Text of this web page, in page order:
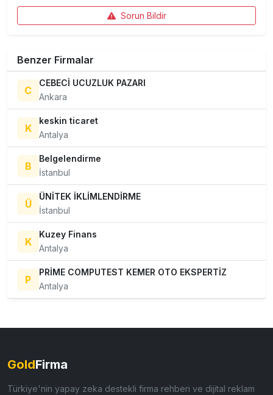
Sorun Bildir
Benzer Firmalar
C
CEBECİ UCUZLUK PAZARI
Ankara
K
keskin ticaret
Antalya
B
Belgelendirme
İstanbul
Ü
ÜNİTEK İKLİMLENDİRME
İstanbul
K
Kuzey Finans
Antalya
P
PRİME COMPUTEST KEMER OTO EKSPERTİZ
Antalya
GoldFirma
Türkiye'nin yapay zeka destekli firma rehberi ve dijital reklam